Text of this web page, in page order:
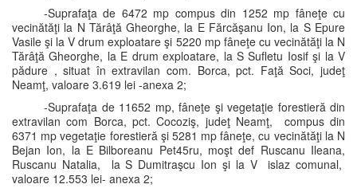
-Suprafaţa de 6472 mp compus din 1252 mp fâneţe cu
vecinătăţi la N Tărâţă Gheorghe, la E Fărcăşanu Ion, la S Epure
Vasile şi la V drum exploatare şi 5220 mp fâneţe cu vecinătăţi la N
Tărâţă Gheorghe, la E drum exploatare, la S Sufletu Iosif şi la V
pădure , situat în extravilan com. Borca, pct. Faţă Soci, judeţ
Neamţ, valoare 3.619 lei -anexa 2;
-Suprafaţa de 11652 mp, fâneţe şi vegetaţie forestieră din
extravilan com Borca, pct. Cocoziş, judeţ Neamţ, compus din
6371 mp vegetaţie forestieră şi 5281 mp fâneţe, cu vecinătăţi la N
Bejan Ion, la E Bilboreanu Pet45ru, moşt def Ruscanu Ileana,
Ruscanu Natalia, la S Dumitraşcu Ion şi la V islaz comunal,
valoare 12.553 lei- anexa 2;